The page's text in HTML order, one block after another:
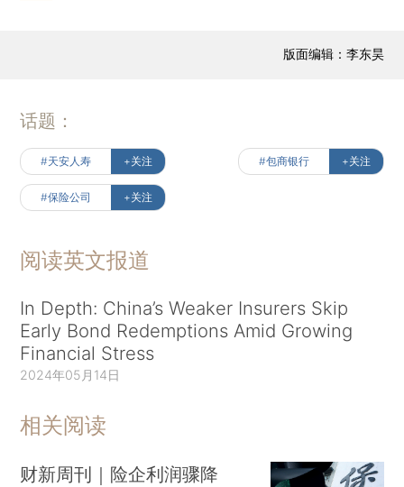
版面编辑：李东昊
话题：
#天安人寿 +关注 #包商银行 +关注
#保险公司 +关注
阅读英文报道
In Depth: China’s Weaker Insurers Skip
Early Bond Redemptions Amid Growing
Financial Stress
2024年05月14日
相关阅读
财新周刊｜险企利润骤降